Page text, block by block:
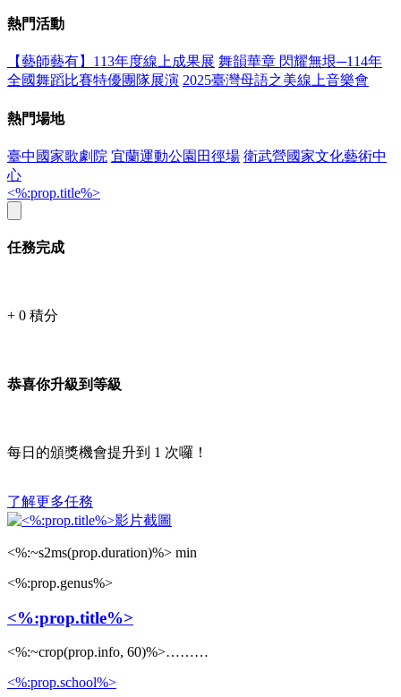
熱門活動
【藝師藝有】113年度線上成果展 舞韻華章 閃耀無垠─114年
全國舞蹈比賽特優團隊展演 2025臺灣母語之美線上音樂會
熱門場地
臺中國家歌劇院 宜蘭運動公園田徑場 衛武營國家文化藝術中
心
<%:prop.title%>
任務完成
+ 0 積分
恭喜你升級到等級
每日的頒獎機會提升到 1 次囉！
了解更多任務
<%:~s2ms(prop.duration)%> min
<%:prop.genus%>
<%:prop.title%>
<%:~crop(prop.info, 60)%>………
<%:prop.school%>